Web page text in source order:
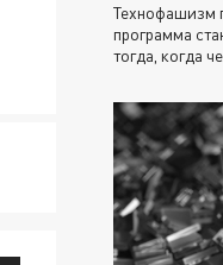
Технофашизм
программа
тогда, когда